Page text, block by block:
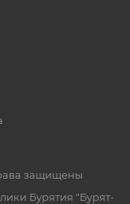
защищены
Бурятия "Бурят-